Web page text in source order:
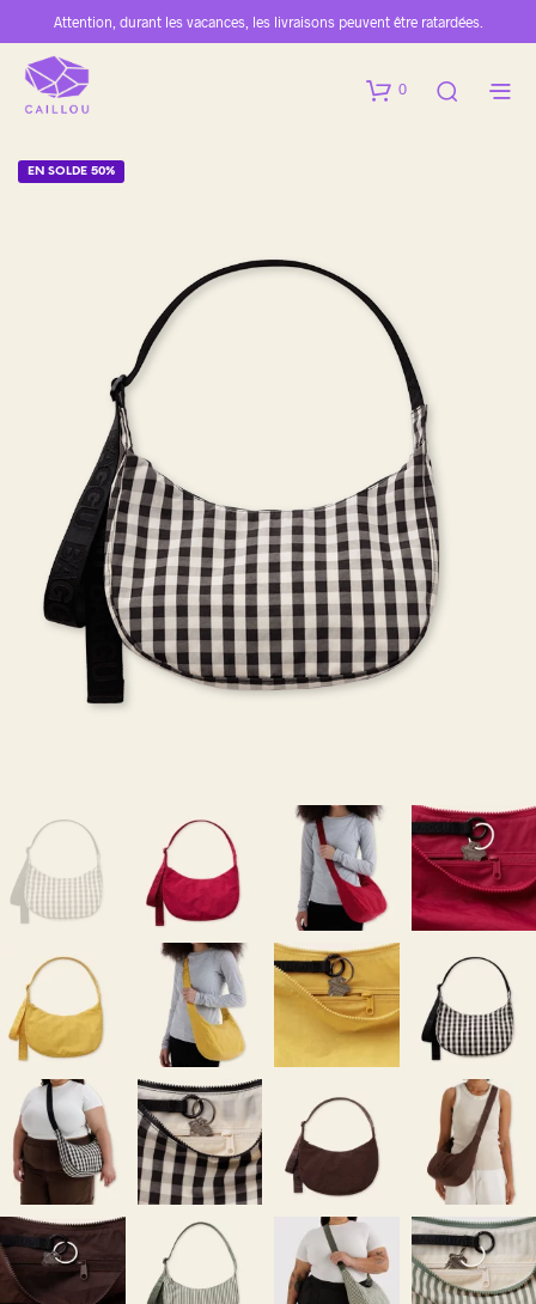
Attention, durant les vacances, les livraisons peuvent être ratardées.
0
EN SOLDE 50%